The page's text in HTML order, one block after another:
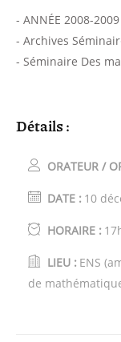
- ANNÉE 2008-2009
- Archives
- Séminaire Des
Détails :
ORATEUR /
DATE : 10
HORAIRE :
LIEU : ENS
de